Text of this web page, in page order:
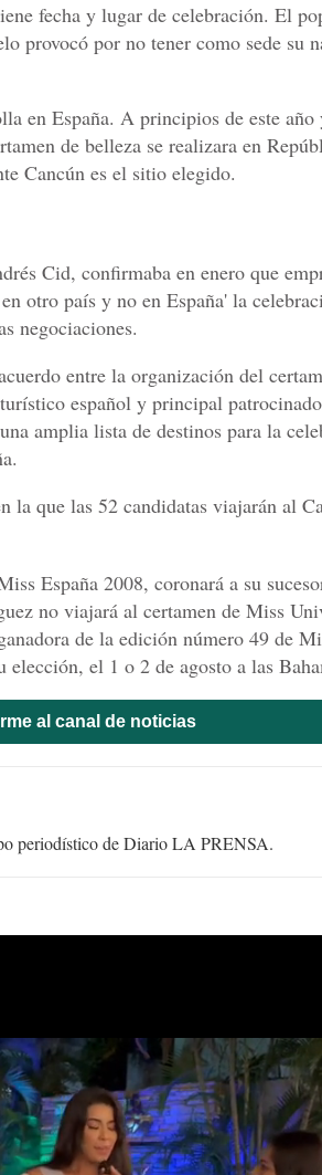
fecha y lugar de celebración. El
provocó por no tener como sede su
en España. A principios de este año
de belleza se realizara en
Cancún es el sitio elegido.
Cid, confirmaba en enero que
otro país y no en España' la
negociaciones.
entre la organización del
español y principal
amplia lista de destinos para la
la que las 52 candidatas viajarán al
España 2008, coronará a su
no viajará al certamen de Miss
de la edición número 49 de
el 1 o 2 de agosto a las
al canal de noticias
periodístico de Diario LA PRENSA.